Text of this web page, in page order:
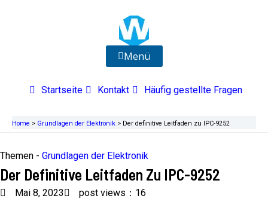
Menü
Startseite Kontakt Häufig gestellte Fragen
Home > Grundlagen der Elektronik > Der definitive Leitfaden zu IPC-9252
Themen - Grundlagen der Elektronik
Der Definitive Leitfaden Zu IPC-9252
Mai 8, 2023 post views：16